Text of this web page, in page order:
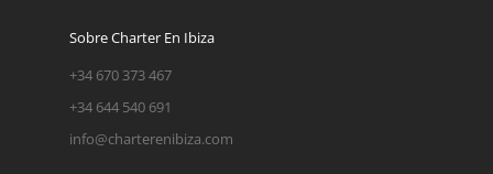
Sobre Charter En Ibiza
+34 670 373 467
+34 644 540 691
info@charterenibiza.com